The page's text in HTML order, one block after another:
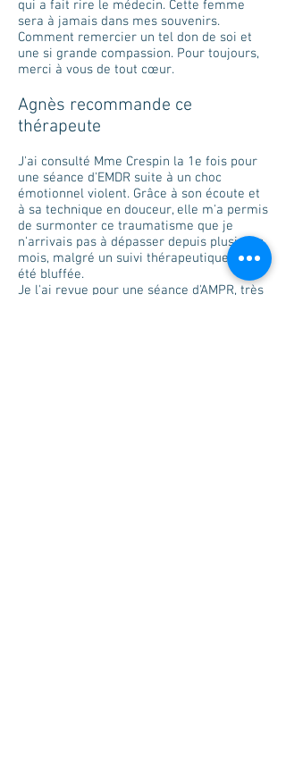
qui a fait rire le médecin. Cette femme
sera à jamais dans mes souvenirs.
Comment remercier un tel don de soi et
une si grande compassion. Pour toujours,
merci à vous de tout cœur.
Agnès recommande ce
thérapeute
J'ai consulté Mme Crespin la 1e fois pour
une séance d'EMDR suite à un choc
émotionnel violent. Grâce à son écoute et
à sa technique en douceur, elle m'a permis
de surmonter ce traumatisme que je
n'arrivais pas à dépasser depuis plusieurs
mois, malgré un suivi thérapeutique. J'ai
été bluffée.
Je l'ai revue pour une séance d'AMPR, très